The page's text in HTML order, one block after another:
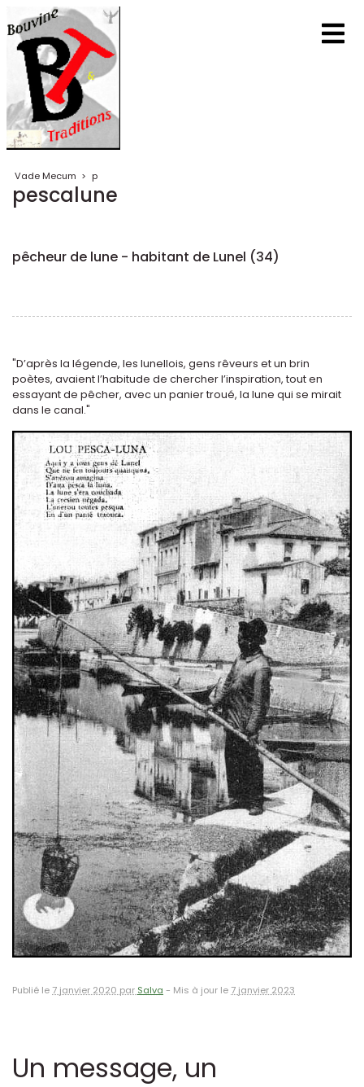
Vade Mecum > p
pescalune
pêcheur de lune - habitant de Lunel (34)
"D’après la légende, les lunellois, gens rêveurs et un brin
poètes, avaient l’habitude de chercher l’inspiration, tout en
essayant de pêcher, avec un panier troué, la lune qui se mirait
dans le canal."
Publié le7 janvier 2020 par Salva - Mis à jour le7 janvier 2023
Un message, un